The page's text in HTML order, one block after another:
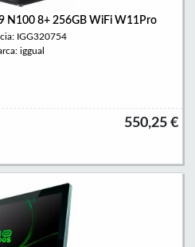
N100 8+ 256GB WiFi W11Pro
IGG320754
iggual
550,25 €